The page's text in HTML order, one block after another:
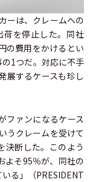
ーは、クレームへの
を停止した。同社
の費用をかけるとい
1つだ。対応に不手
展するケースも珍し
ファンになるケース
うクレームを受けて
決断した。このよう
よそ95％が、同社の
る」（PRESIDENT